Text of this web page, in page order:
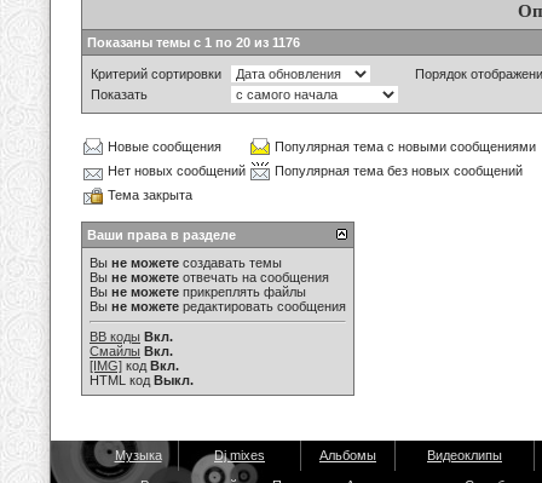
Показаны темы с 1 по 20 из 1176
Критерий сортировки
Порядок
Показать
Новые сообщения
Популярная тема с новыми сообщениями
Нет новых сообщений
Популярная тема без новых сообщений
Тема закрыта
Ваши права в разделе
Вы не можете создавать темы
Вы не можете отвечать на сообщения
Вы не можете прикреплять файлы
Вы не можете редактировать сообщения
BB коды Вкл.
Смайлы Вкл.
[IMG] код Вкл.
HTML код Выкл.
Музыка Dj mixes Альбомы Видеоклипы